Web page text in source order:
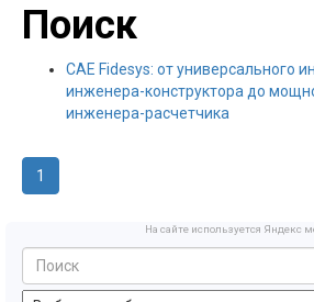
Поиск
CAE Fidesys: от универсального
инженера-конструктора до
инженера-расчетчика
1
На сайте используется Яндекс